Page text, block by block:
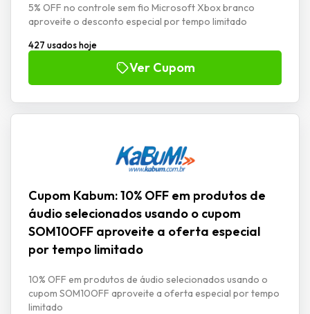
5% OFF no controle sem fio Microsoft Xbox branco
aproveite o desconto especial por tempo limitado
427 usados hoje
Ver Cupom
Cupom Kabum: 10% OFF em produtos de
áudio selecionados usando o cupom
SOM10OFF aproveite a oferta especial
por tempo limitado
10% OFF em produtos de áudio selecionados usando o
cupom SOM10OFF aproveite a oferta especial por tempo
limitado